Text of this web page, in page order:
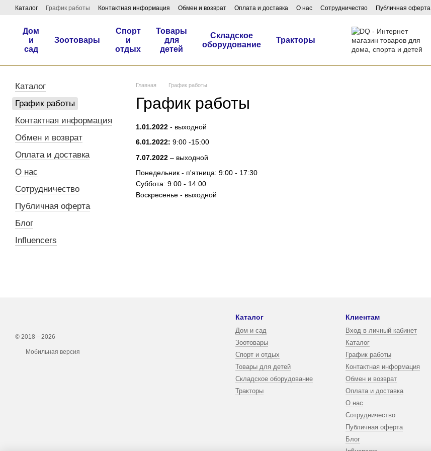
Перейти к основному контенту
Каталог График работы Контактная информация Обмен и возврат Оплата и доставка О нас Сотрудничество Публичная оферта
Дом
и
сад
Зоотовары
Спорт
и
отдых
Товары
для
детей
Складское
оборудование
Тракторы
Главная График работы
График работы
1.01.2022 - выходной
6.01.2022: 9:00 -15:00
7.07.2022 – выходной
Понедельник - п'ятница: 9:00 - 17:30
Суббота: 9:00 - 14:00
Воскресенье - выходной
Каталог
График работы
Контактная информация
Обмен и возврат
Оплата и доставка
О нас
Сотрудничество
Публичная оферта
Блог
Influencers
© 2018—2026
Мобильная версия
Каталог
Дом и сад
Зоотовары
Спорт и отдых
Товары для детей
Складское оборудование
Тракторы
Клиентам
Вход в личный кабинет
Каталог
График работы
Контактная информация
Обмен и возврат
Оплата и доставка
О нас
Сотрудничество
Публичная оферта
Блог